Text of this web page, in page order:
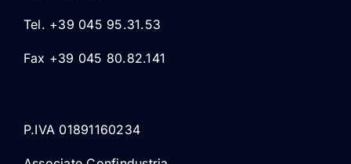
Tel. +39 045 95.31.53
Fax +39 045 80.82.141
P.IVA 01891160234